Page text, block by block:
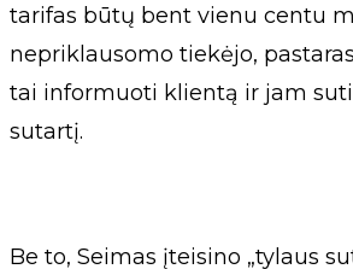
tarifas būtų bent vienu centu
nepriklausomo tiekėjo,
tai informuoti klientą ir jam
sutartį.
Be to, Seimas įteisino „tylaus